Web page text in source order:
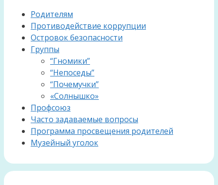
Родителям
Противодействие коррупции
Островок безопасности
Группы
“Гномики”
“Непоседы”
“Почемучки”
«Солнышко»
Профсоюз
Часто задаваемые вопросы
Программа просвещения родителей
Музейный уголок